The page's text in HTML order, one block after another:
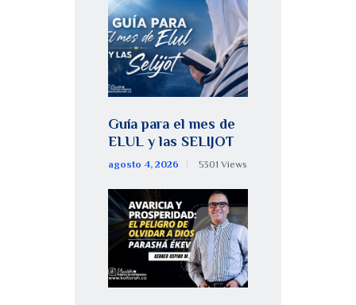
Guía para el mes de
ELUL y las SELIJOT
agosto 4, 2026 5301 Views